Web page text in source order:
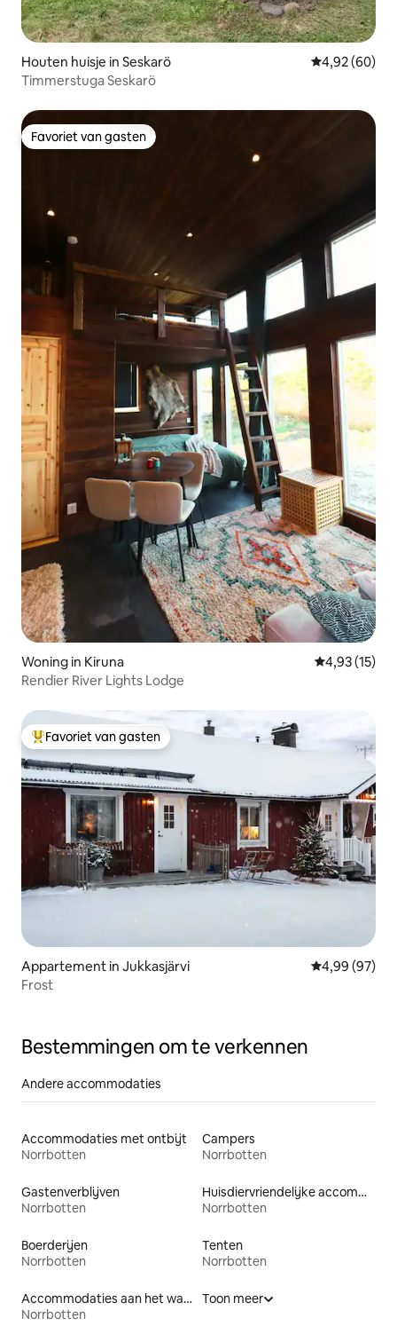
Houten huisje in Seskarö Gemiddelde
4,92 (60)
Timmerstuga Seskarö
Favoriet van gasten
Favoriet van gasten
Woning in Kiruna Gemiddelde
4,93 (15)
Rendier River Lights Lodge
Topfavoriet van gasten
Favoriet van gasten
Appartement in Jukkasjärvi Gemiddelde
4,99 (97)
Frost
Bestemmingen om te verkennen
Andere accommodaties
Accommodaties met ontbijt
Norrbotten
Campers
Norrbotten
Gastenverblijven
Norrbotten
Huisdiervriendelijke accommodaties
Norrbotten
Boerderijen
Norrbotten
Tenten
Norrbotten
Accommodaties aan het water
Norrbotten
Toon meer